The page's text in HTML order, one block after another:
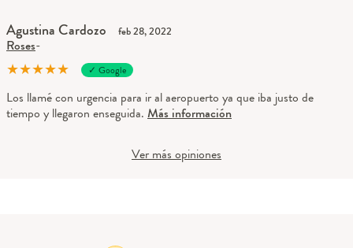
Agustina Cardozo feb 28, 2022
Roses-
★★★★★ ✓ Google
Los llamé con urgencia para ir al aeropuerto ya que iba justo de
tiempo y llegaron enseguida. Más información
Ver más opiniones